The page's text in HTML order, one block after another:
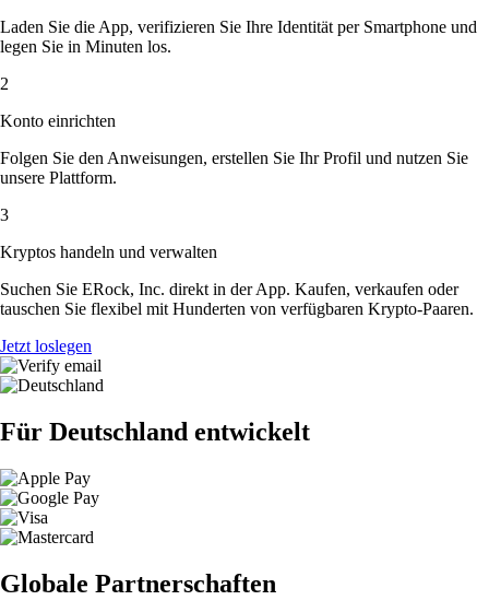
Laden Sie die App, verifizieren Sie Ihre Identität per Smartphone und
legen Sie in Minuten los.
2
Konto einrichten
Folgen Sie den Anweisungen, erstellen Sie Ihr Profil und nutzen Sie
unsere Plattform.
3
Kryptos handeln und verwalten
Suchen Sie ERock, Inc. direkt in der App. Kaufen, verkaufen oder
tauschen Sie flexibel mit Hunderten von verfügbaren Krypto-Paaren.
Jetzt loslegen
Für Deutschland entwickelt
Globale Partnerschaften